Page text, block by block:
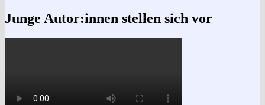
Junge Autor:innen stellen sich vor